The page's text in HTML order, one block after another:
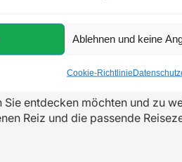
Ablehnen und keine
Cookie-Richtlinie
einer Kreuzfahrt
und mit der richtigen Planung
bei der Auswahl und
entdecken möchten und zu
Reiz und die passende